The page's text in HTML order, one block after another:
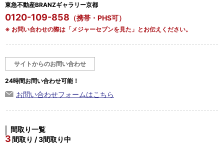
東急不動産BRANZギャラリー京都
0120-109-858 （携帯・PHS可）
※ お問い合わせの際は「メジャーセブンを見た」とお伝えください。
サイトからのお問い合わせ
24時間お問い合わせ可能！
お問い合わせフォームはこちら
間取り一覧
3 間取り / 3間取り中